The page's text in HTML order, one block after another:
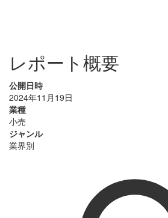
レポート概要
公開日時
2024年11月19日
業種
小売
ジャンル
業界別